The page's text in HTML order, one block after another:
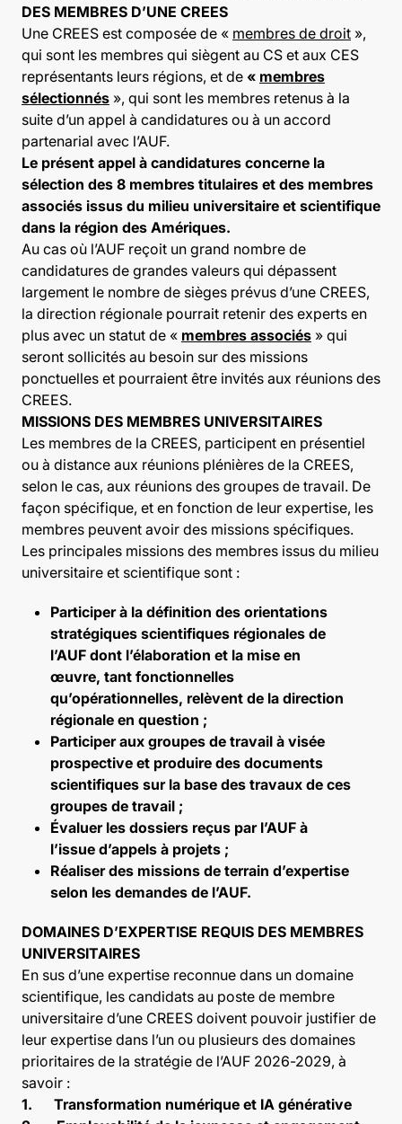
DES MEMBRES D’UNE CREES
Une CREES est composée de « membres de droit »,
qui sont les membres qui siègent au CS et aux CES
représentants leurs régions, et de « membres
sélectionnés », qui sont les membres retenus à la
suite d’un appel à candidatures ou à un accord
partenarial avec l’AUF.
Le présent appel à candidatures concerne la
sélection des 8 membres titulaires et des membres
associés issus du milieu universitaire et scientifique
dans la région des Amériques.
Au cas où l’AUF reçoit un grand nombre de
candidatures de grandes valeurs qui dépassent
largement le nombre de sièges prévus d’une CREES,
la direction régionale pourrait retenir des experts en
plus avec un statut de « membres associés » qui
seront sollicités au besoin sur des missions
ponctuelles et pourraient être invités aux réunions des
CREES.
MISSIONS DES MEMBRES UNIVERSITAIRES
Les membres de la CREES, participent en présentiel
ou à distance aux réunions plénières de la CREES,
selon le cas, aux réunions des groupes de travail. De
façon spécifique, et en fonction de leur expertise, les
membres peuvent avoir des missions spécifiques.
Les principales missions des membres issus du milieu
universitaire et scientifique sont :
Participer à la définition des orientations
stratégiques scientifiques régionales de
l’AUF dont l’élaboration et la mise en
œuvre, tant fonctionnelles
qu’opérationnelles, relèvent de la direction
régionale en question ;
Participer aux groupes de travail à visée
prospective et produire des documents
scientifiques sur la base des travaux de ces
groupes de travail ;
Évaluer les dossiers reçus par l’AUF à
l’issue d’appels à projets ;
Réaliser des missions de terrain d’expertise
selon les demandes de l’AUF.
DOMAINES D’EXPERTISE REQUIS DES MEMBRES
UNIVERSITAIRES
En sus d’une expertise reconnue dans un domaine
scientifique, les candidats au poste de membre
universitaire d’une CREES doivent pouvoir justifier de
leur expertise dans l’un ou plusieurs des domaines
prioritaires de la stratégie de l’AUF 2026-2029, à
savoir :
1. Transformation numérique et IA générative